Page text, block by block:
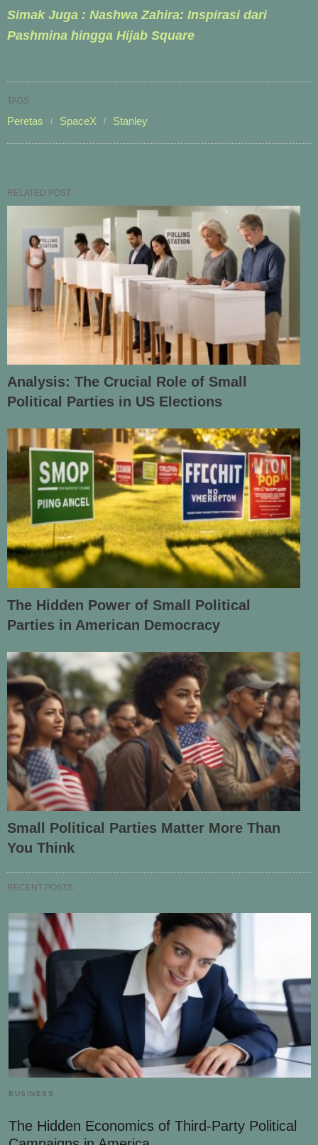
Simak Juga : Nashwa Zahira: Inspirasi dari
Pashmina hingga Hijab Square
TAGS:
Peretas SpaceX Stanley
RELATED POST
Analysis: The Crucial Role of Small
Political Parties in US Elections
The Hidden Power of Small Political
Parties in American Democracy
Small Political Parties Matter More Than
You Think
RECENT POSTS
BUSINESS
The Hidden Economics of Third-Party Political